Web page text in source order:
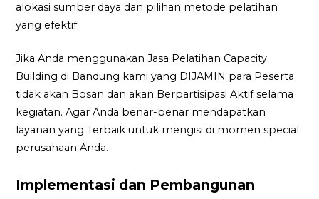
alokasi sumber daya dan pilihan metode pelatihan
yang efektif.
Jika Anda menggunakan Jasa Pelatihan Capacity
Building di Bandung kami yang DIJAMIN para Peserta
tidak akan Bosan dan akan Berpartisipasi Aktif selama
kegiatan. Agar Anda benar-benar mendapatkan
layanan yang Terbaik untuk mengisi di momen special
perusahaan Anda.
Implementasi dan Pembangunan